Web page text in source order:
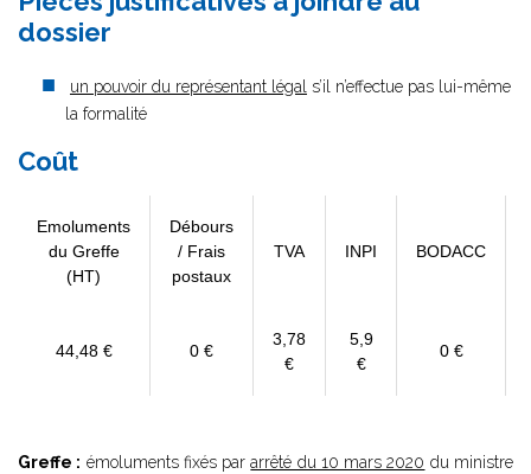
dossier
un pouvoir du représentant légal s’il n’effectue pas lui-même
la formalité
Coût
Emoluments
du Greffe
(HT)
Débours
/ Frais
postaux
TVA INPI BODACC
44,48 € 0 €
3,78
€
5,9
€
0 €
Greffe : émoluments fixés pararrêté du 10 mars 2020 du ministre